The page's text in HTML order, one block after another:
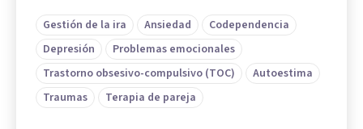
Gestión de la ira Ansiedad
Codependencia
Depresión
Problemas emocionales
Trastorno obsesivo-compulsivo (TOC)
Autoestima
Traumas
Terapia de pareja